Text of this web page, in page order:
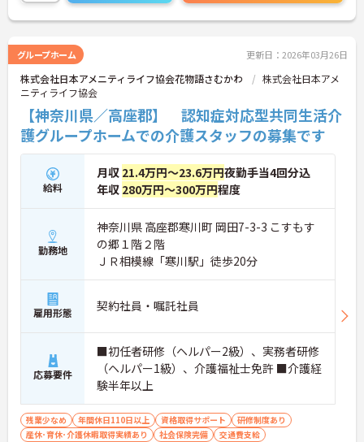
グループホーム 更新日：2026年03月26日
株式会社日本アメニティライフ協会花物語さむかわ
株式会社日本アメ
ニティライフ協会
【神奈川県／高座郡】 認知症対応型共同生活介
護グループホームでの介護スタッフの募集です
給料
月収 21.4万円～23.6万円夜勤手当4回分込
年収 280万円～300万円程度
勤務地
神奈川県 高座郡寒川町 岡田7-3-3 こすもす
の郷１階２階
ＪＲ相模線「寒川駅」徒歩20分
雇用形態 契約社員・嘱託社員
応募要件
■初任者研修（ヘルパー2級）、実務者研修
（ヘルパー1級）、介護福祉士免許 ■介護経
験半年以上
残業少なめ 年間休日110日以上 資格取得サポート
研修制度あり
産休･育休･介護休暇取得実績あり
社会保険完備 交通費支給